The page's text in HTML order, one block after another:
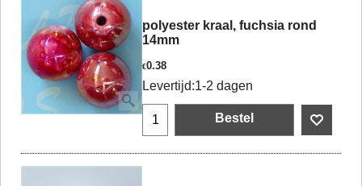
polyester kraal, fuchsia rond
14mm
€0.38
Levertijd:1-2 dagen
Bestel